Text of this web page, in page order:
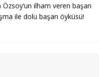
ilham veren başarı
ile dolu başarı öyküsü!